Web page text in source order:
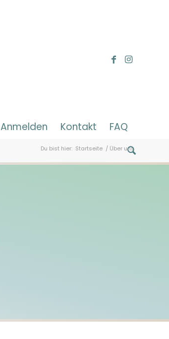
Anmelden Kontakt FAQ
Du bist hier: Startseite / Über uns